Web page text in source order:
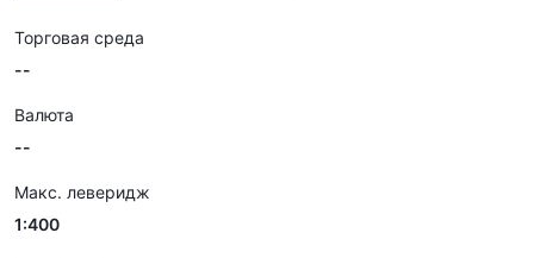
Торговая среда
--
Валюта
--
Макс. леверидж
1:400